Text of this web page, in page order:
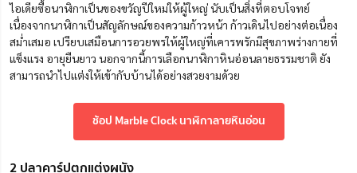
ไอเดียซื้อนาฬิกาเป็นของขวัญปีใหม่ให้ผู้ใหญ่ นับเป็นสิ่งที่ตอบโจทย์
เนื่องจากนาฬิกาเป็นสัญลักษณ์ของความก้าวหน้า ก้าวเดินไปอย่างต่อเนื่อง
สม่ำเสมอ เปรียบเสมือนการอวยพรให้ผู้ใหญ่ที่เคารพรักมีสุขภาพร่างกายที่
แข็งแรง อายุยืนยาว นอกจากนี้การเลือกนาฬิกาหินอ่อนลายธรรมชาติ ยัง
สามารถนำไปแต่งให้เข้ากับบ้านได้อย่างสวยงามด้วย
ช้อป Marble Clock นาฬิกาลายหินอ่อน
2 ปลาคาร์ปตกแต่งผนัง